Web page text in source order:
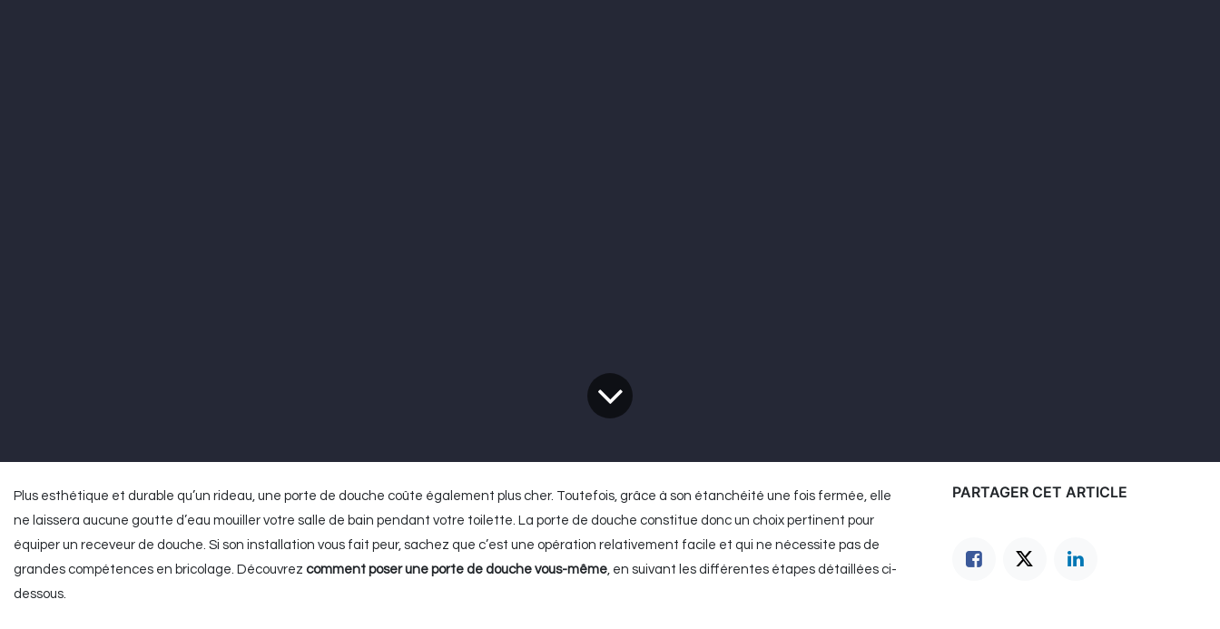
Plus esthétique et durable qu’un rideau, une porte de douche coûte également plus cher. Toutefois, grâce à son étanchéité une fois fermée, elle
ne laissera aucune goutte d’eau mouiller votre salle de bain pendant votre toilette. La porte de douche constitue donc un choix pertinent pour
équiper un receveur de douche. Si son installation vous fait peur, sachez que c’est une opération relativement facile et qui ne nécessite pas de
grandes compétences en bricolage. Découvrez comment poser une porte de douche vous-même, en suivant les différentes étapes détaillées ci-
dessous.
PARTAGER CET ARTICLE